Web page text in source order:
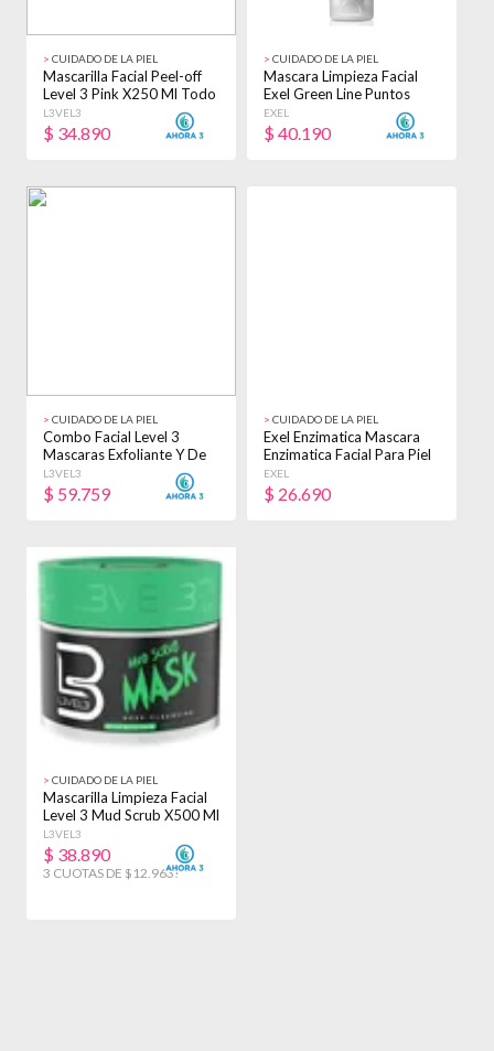
> CUIDADO DE LA PIEL
Mascarilla Facial Peel-off
Level 3 Pink X250 Ml Todo
Tipo De Piel
L3VEL3
$ 34.890
> CUIDADO DE LA PIEL
Mascara Limpieza Facial
Exel Green Line Puntos
Negros X120ml Normal
EXEL
$ 40.190
> CUIDADO DE LA PIEL
Combo Facial Level 3
Mascaras Exfoliante Y De
Limpieza Mixta
L3VEL3
$ 59.759
> CUIDADO DE LA PIEL
Exel Enzimatica Mascara
Enzimatica Facial Para Piel
Todo Tipo De Piel 150ml
150g
EXEL
$ 26.690
> CUIDADO DE LA PIEL
Mascarilla Limpieza Facial
Level 3 Mud Scrub X500 Ml
Grasa
L3VEL3
$ 38.890
3 CUOTAS DE $12.963!